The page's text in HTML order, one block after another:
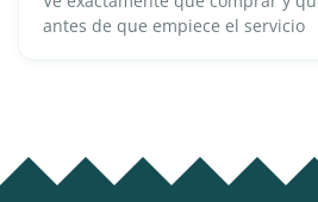
antes de que empiece el servicio